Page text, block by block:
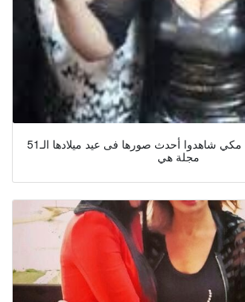
هل تتذكرون إيناس مكي شاهدوا أحدث صورها فى عيد ميلادها الـ51
مجلة هي